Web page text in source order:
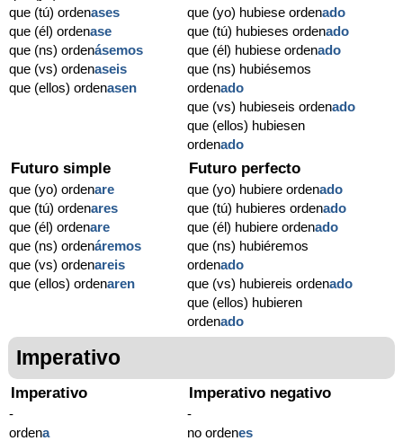
que (tú) ordenases
que (él) ordenase
que (ns) ordenásemos
que (vs) ordenaseis
que (ellos) ordenasen
que (yo) hubiese ordenado
que (tú) hubieses ordenado
que (él) hubiese ordenado
que (ns) hubiésemos
ordenado
que (vs) hubieseis ordenado
que (ellos) hubiesen
ordenado
Futuro simple
que (yo) ordenare
que (tú) ordenares
que (él) ordenare
que (ns) ordenáremos
que (vs) ordenareis
que (ellos) ordenaren
Futuro perfecto
que (yo) hubiere ordenado
que (tú) hubieres ordenado
que (él) hubiere ordenado
que (ns) hubiéremos
ordenado
que (vs) hubiereis ordenado
que (ellos) hubieren
ordenado
Imperativo
Imperativo
-
ordena
Imperativo negativo
-
no ordenes